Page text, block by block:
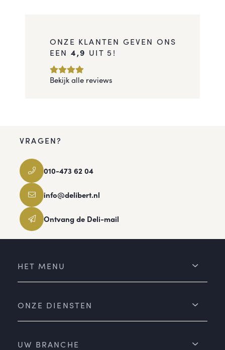
ONZE KLANTEN GEVEN ONS
EEN 4,9 UIT 5!
Bekijk alle reviews
VRAGEN?
010-473 62 04
info@delibert.nl
Ontvang de Deli-mail
HET MENU
ONZE DIENSTEN
UW BRANCHE